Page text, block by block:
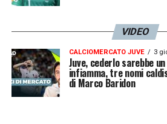
VIDEO
CALCIOMERCATO JUVE 3
Juve, cederlo sarebbe
infiamma, tre nomi
di Marco Baridon